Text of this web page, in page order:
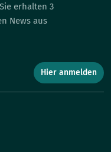
erhalten 3
News aus
Hier anmelden